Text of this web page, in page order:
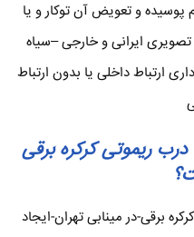
و تعویض آن توکار و یا
تصویری ایرانی و خارجی –سیاه
ارتباط داخلی یا بدون ارتباط
ریموتی کرکره برقی
برقی-در مینابی تهران-ایجاد